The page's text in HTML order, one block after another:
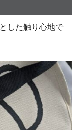
した触り心地で